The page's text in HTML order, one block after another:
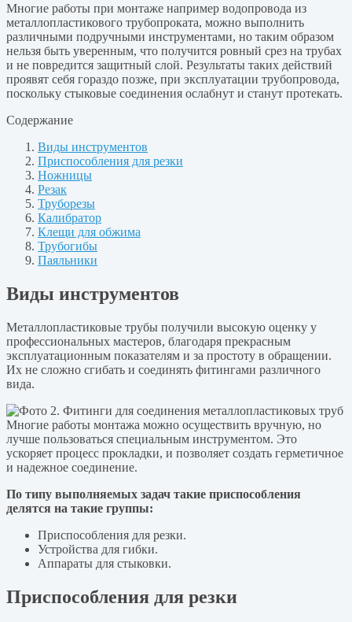
Многие работы при монтаже например водопровода из
металлопластикового трубопроката, можно выполнить
различными подручными инструментами, но таким образом
нельзя быть уверенным, что получится ровный срез на трубах
и не повредится защитный слой. Результаты таких действий
проявят себя гораздо позже, при эксплуатации трубопровода,
поскольку стыковые соединения ослабнут и станут протекать.
Содержание
Виды инструментов
Приспособления для резки
Ножницы
Резак
Труборезы
Калибратор
Клещи для обжима
Трубогибы
Паяльники
Виды инструментов
Металлопластиковые трубы получили высокую оценку у
профессиональных мастеров, благодаря прекрасным
эксплуатационным показателям и за простоту в обращении.
Их не сложно сгибать и соединять фитингами различного
вида.
Многие работы монтажа можно осуществить вручную, но
лучше пользоваться специальным инструментом. Это
ускоряет процесс прокладки, и позволяет создать герметичное
и надежное соединение.
По типу выполняемых задач такие приспособления
делятся на такие группы:
Приспособления для резки.
Устройства для гибки.
Аппараты для стыковки.
Приспособления для резки